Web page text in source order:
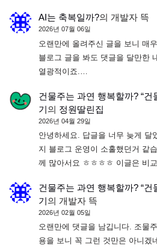
AI는 축복일까?의 개발자 뜩
2026년 07월 06일
오랜만에 올려주신 글을 보니 매
블로그 글을 봐도 댓글을 달만한
열광적이죠.…
건물주는 과연 행복할까? “
기의 정원딸린집
2026년 04월 29일
안녕하세요. 답글을 너무 늦게 달
지 블로그 운영이 소홀했던거 같
께 많아서요 ㅎㅎㅎㅎ 이글은 비
건물주는 과연 행복할까? “
기의 개발자 뜩
2026년 02월 05일
오랜만에 댓글을 남깁니다. 조물
용을 보니 꼭 그런 것만은 아니겠